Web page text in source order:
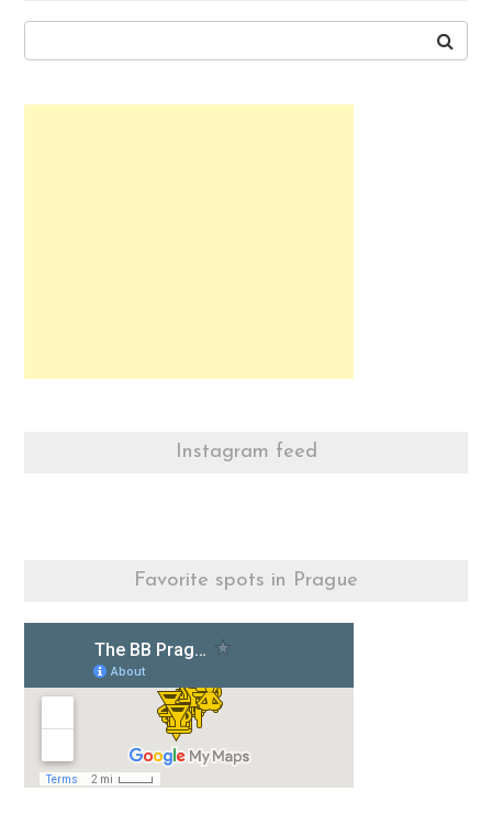
Instagram feed
Favorite spots in Prague